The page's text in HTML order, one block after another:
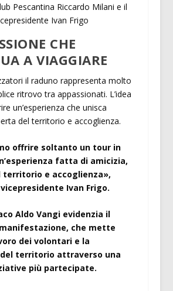
Pescantina Riccardo Milani e il
Ivan Frigo
CHE
A VIAGGIARE
il raduno rappresenta molto
ritrovo tra appassionati. L’idea
un’esperienza che unisca
del territorio e accoglienza.
offrire soltanto un tour in
fatta di amicizia,
territorio e accoglienza»,
Ivan Frigo.
Aldo Vangi evidenzia il
che mette
dei volontari e la
territorio attraverso una
più partecipate.